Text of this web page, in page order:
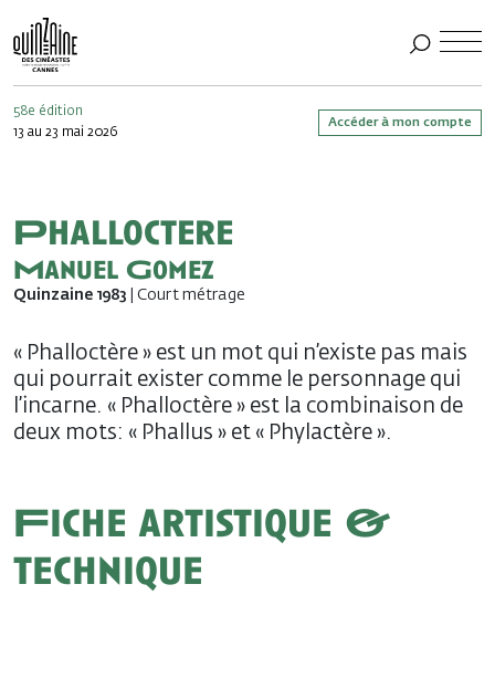
58e édition
13 au 23 mai 2026
Accéder à mon compte
Phalloctere
Manuel Gomez
Quinzaine 1983 | Court métrage
« Phalloctère » est un mot qui n’existe pas mais
qui pourrait exister comme le personnage qui
l’incarne. « Phalloctère » est la combinaison de
deux mots: « Phallus » et « Phylactère ».
Fiche artistique &
technique